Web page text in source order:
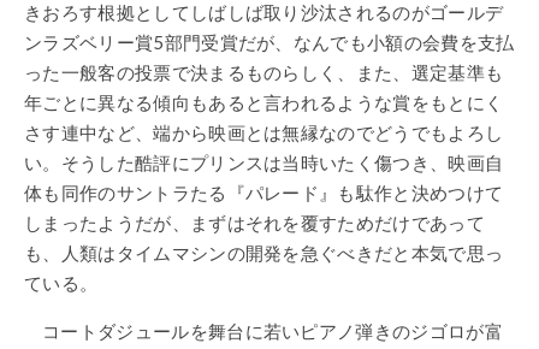
きおろす根拠としてしばしば取り沙汰されるのがゴールデ
ンラズベリー賞5部門受賞だが、なんでも小額の会費を支払
った一般客の投票で決まるものらしく、また、選定基準も
年ごとに異なる傾向もあると言われるような賞をもとにく
さす連中など、端から映画とは無縁なのでどうでもよろし
い。そうした酷評にプリンスは当時いたく傷つき、映画自
体も同作のサントラたる『パレード』も駄作と決めつけて
しまったようだが、まずはそれを覆すためだけであって
も、人類はタイムマシンの開発を急ぐべきだと本気で思っ
ている。
コートダジュールを舞台に若いピアノ弾きのジゴロが富